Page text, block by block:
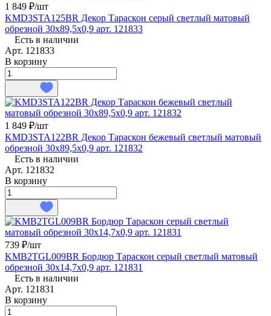
1 849 ₽/шт
KMD3STA125BR Декор Тараскон серый светлый матовый
обрезной 30x89,5x0,9 арт. 121833
Есть в наличии
Арт. 121833
В корзину
1 849 ₽/шт
KMD3STA122BR Декор Тараскон бежевый светлый матовый
обрезной 30x89,5x0,9 арт. 121832
Есть в наличии
Арт. 121832
В корзину
739 ₽/шт
KMB2TGL009BR Бордюр Тараскон серый светлый матовый
обрезной 30x14,7x0,9 арт. 121831
Есть в наличии
Арт. 121831
В корзину